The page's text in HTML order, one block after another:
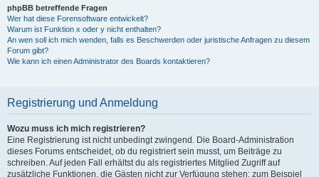
phpBB betreffende Fragen
Wer hat diese Forensoftware entwickelt?
Warum ist Funktion x oder y nicht enthalten?
An wen soll ich mich wenden, falls es Beschwerden oder juristische Anfragen zu diesem
Forum gibt?
Wie kann ich einen Administrator des Boards kontaktieren?
Registrierung und Anmeldung
Wozu muss ich mich registrieren?
Eine Registrierung ist nicht unbedingt zwingend. Die Board-Administration
dieses Forums entscheidet, ob du registriert sein musst, um Beiträge zu
schreiben. Auf jeden Fall erhältst du als registriertes Mitglied Zugriff auf
zusätzliche Funktionen, die Gästen nicht zur Verfügung stehen: zum Beispiel